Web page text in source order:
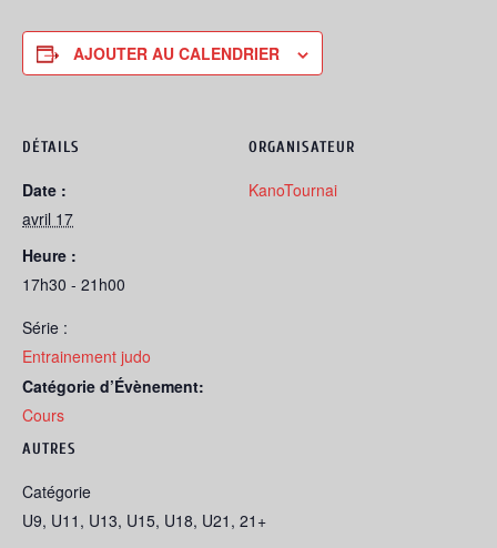
AJOUTER AU CALENDRIER
DÉTAILS
Date :
avril 17
Heure :
17h30 - 21h00
Série :
Entrainement judo
Catégorie d’Évènement:
Cours
ORGANISATEUR
KanoTournai
AUTRES
Catégorie
U9, U11, U13, U15, U18, U21, 21+